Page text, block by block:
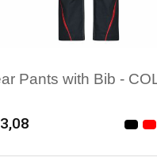
Pants with Bib -